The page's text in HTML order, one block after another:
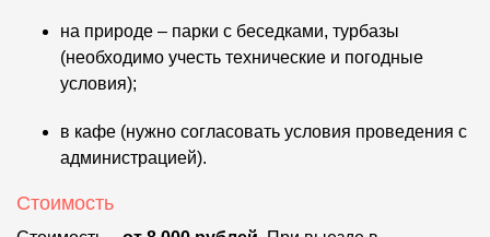
на природе – парки с беседками, турбазы
(необходимо учесть технические и погодные
условия);
в кафе (нужно согласовать условия проведения с
администрацией).
Стоимость